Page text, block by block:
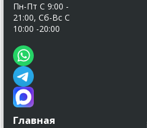
Пн-Пт C 9:00 -
21:00, Сб-Вс С
10:00 -20:00
Главная